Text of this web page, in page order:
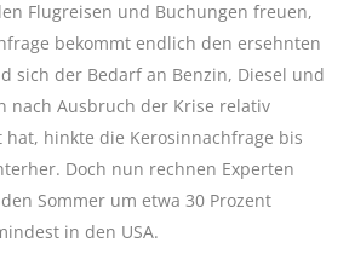
Flugreisen und Buchungen freuen,
bekommt endlich den ersehnten
sich der Bedarf an Benzin, Diesel und
nach Ausbruch der Krise relativ
hinkte die Kerosinnachfrage bis
Doch nun rechnen Experten
Sommer um etwa 30 Prozent
in den USA.